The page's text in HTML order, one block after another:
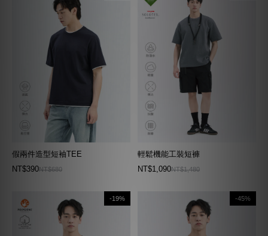
假兩件造型短袖TEE
NT$390NT$680
輕鬆機能工裝短褲
NT$1,090NT$1,480
-19% -45%